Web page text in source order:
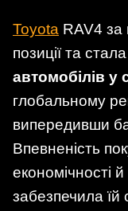
Toyota RAV4 за
позиції та стала
автомобілів у
глобальному
випередивши
Впевненість
економічності й
забезпечила їй